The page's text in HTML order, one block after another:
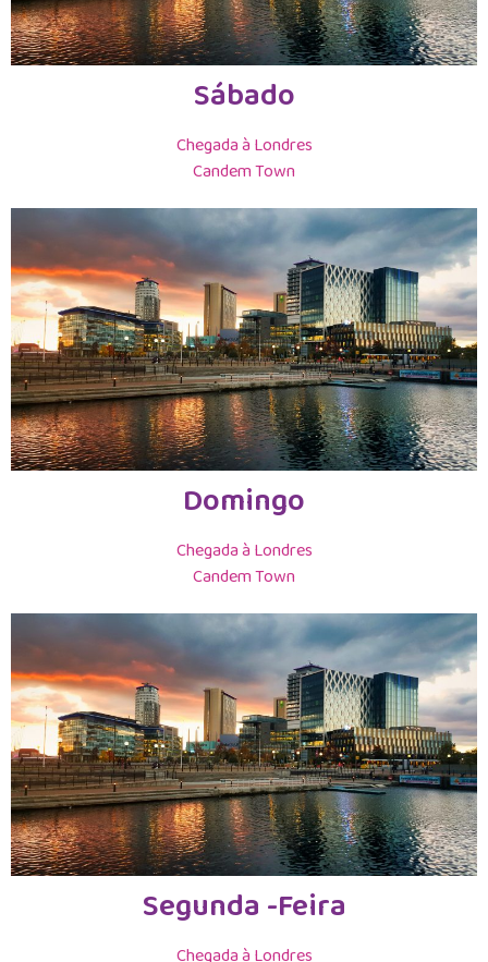
Sábado
Chegada à Londres
Candem Town
Domingo
Chegada à Londres
Candem Town
Segunda -Feira